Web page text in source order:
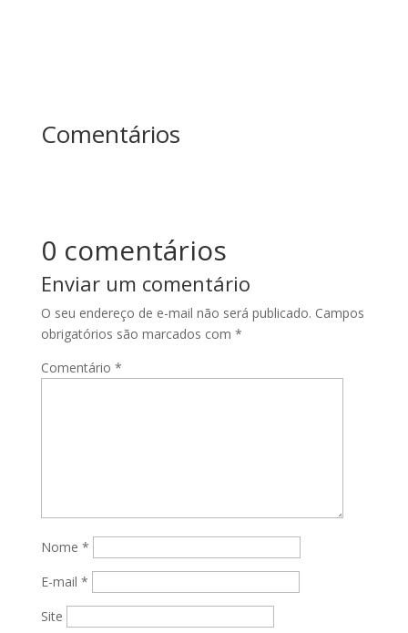
Comentários
0 comentários
Enviar um comentário
O seu endereço de e-mail não será publicado. Campos
obrigatórios são marcados com *
Comentário *
Nome *
E-mail *
Site